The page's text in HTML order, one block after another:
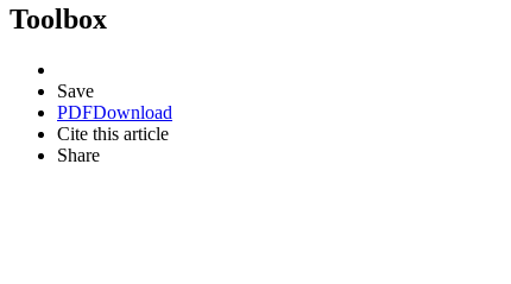
Toolbox
Save
PDFDownload
Cite this article
Share